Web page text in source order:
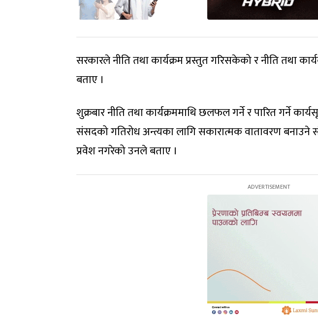
सरकारले नीति तथा कार्यक्रम प्रस्तुत गरिसकेको र नीति तथा
बताए ।
शुक्रबार नीति तथा कार्यक्रममाथि छलफल गर्ने र पारित गर्ने
संसदको गतिरोध अन्त्यका लागि सकारात्मक वातावरण
प्रवेश नगरेको उनले बताए ।